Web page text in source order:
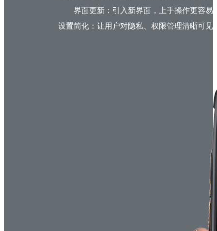
界面更新：引入新界面，上手操作更容易
设置简化：让用户对隐私、权限管理清晰可见